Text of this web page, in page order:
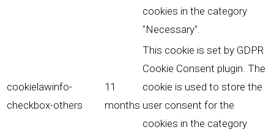
cookies in the category
"Necessary".
cookielawinfo-
checkbox-others
11
months
This cookie is set by GDPR
Cookie Consent plugin. The
cookie is used to store the
user consent for the
cookies in the category